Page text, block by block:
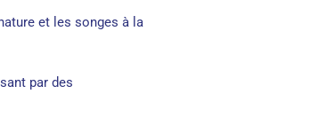
et les songes à la
par des